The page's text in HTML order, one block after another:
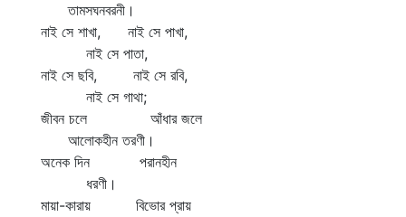
তামসঘনবরনী।
নাই সে শাখা, নাই সে পাখা,
নাই সে পাতা,
নাই সে ছবি, নাই সে রবি,
নাই সে গাথা;
জীবন চলে আঁধার জলে
আলোকহীন তরণী।
অনেক দিন পরানহীন
ধরণী।
মায়া-কারায় বিভোর প্রায়